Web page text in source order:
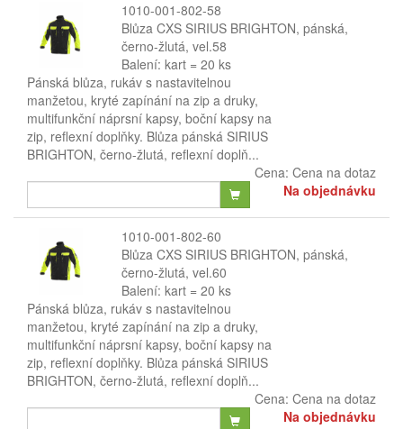
1010-001-802-58
Blůza CXS SIRIUS BRIGHTON, pánská,
černo-žlutá, vel.58
Balení: kart = 20 ks
Pánská blůza, rukáv s nastavitelnou
manžetou, kryté zapínání na zip a druky,
multifunkční náprsní kapsy, boční kapsy na
zip, reflexní doplňky. Blůza pánská SIRIUS
BRIGHTON, černo-žlutá, reflexní doplň...
Cena: Cena na dotaz
Na objednávku
1010-001-802-60
Blůza CXS SIRIUS BRIGHTON, pánská,
černo-žlutá, vel.60
Balení: kart = 20 ks
Pánská blůza, rukáv s nastavitelnou
manžetou, kryté zapínání na zip a druky,
multifunkční náprsní kapsy, boční kapsy na
zip, reflexní doplňky. Blůza pánská SIRIUS
BRIGHTON, černo-žlutá, reflexní doplň...
Cena: Cena na dotaz
Na objednávku